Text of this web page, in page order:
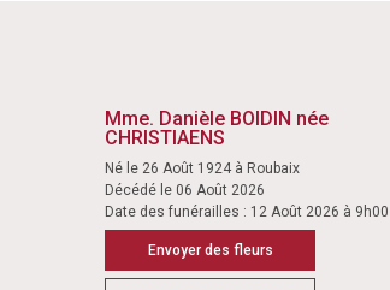
Mme. Danièle BOIDIN née
CHRISTIAENS
Né le 26 Août 1924 à Roubaix
Décédé le 06 Août 2026
Date des funérailles : 12 Août 2026 à 9h00
Envoyer des fleurs